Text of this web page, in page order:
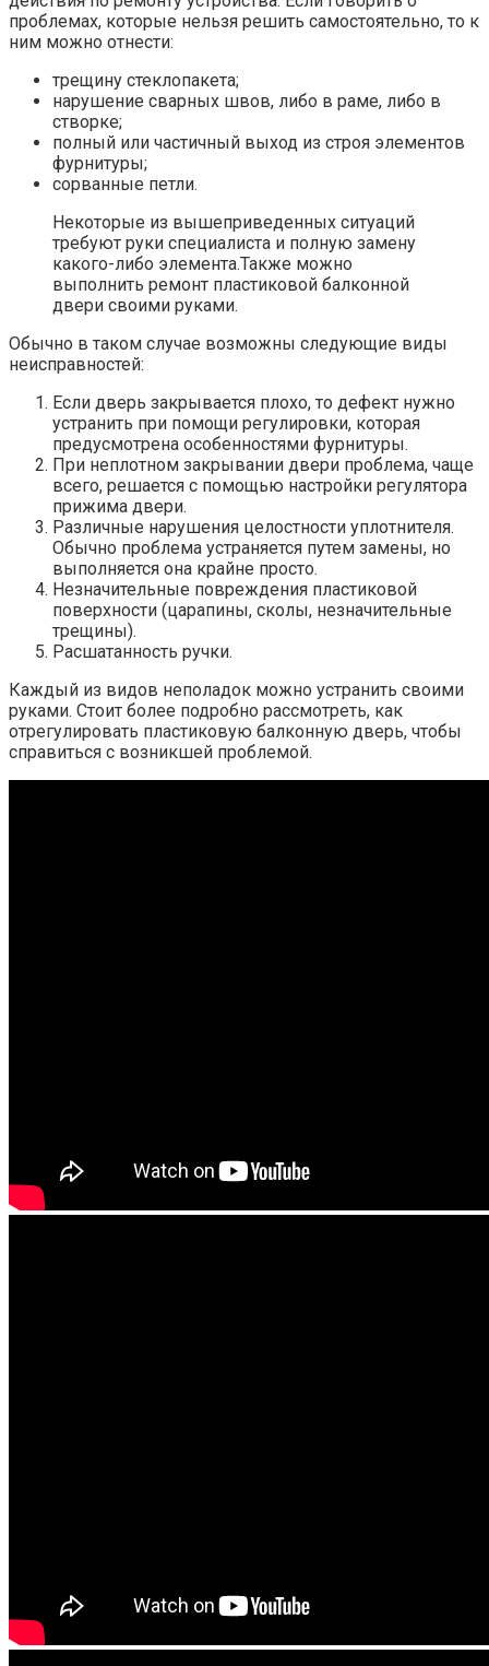
проблемах, которые нельзя решить самостоятельно, то к
ним можно отнести:
трещину стеклопакета;
нарушение сварных швов, либо в раме, либо в
створке;
полный или частичный выход из строя элементов
фурнитуры;
сорванные петли.
Некоторые из вышеприведенных ситуаций
требуют руки специалиста и полную замену
какого-либо элемента.Также можно
выполнить ремонт пластиковой балконной
двери своими руками.
Обычно в таком случае возможны следующие виды
неисправностей:
Если дверь закрывается плохо, то дефект нужно
устранить при помощи регулировки, которая
предусмотрена особенностями фурнитуры.
При неплотном закрывании двери проблема, чаще
всего, решается с помощью настройки регулятора
прижима двери.
Различные нарушения целостности уплотнителя.
Обычно проблема устраняется путем замены, но
выполняется она крайне просто.
Незначительные повреждения пластиковой
поверхности (царапины, сколы, незначительные
трещины).
Расшатанность ручки.
Каждый из видов неполадок можно устранить своими
руками. Стоит более подробно рассмотреть, как
отрегулировать пластиковую балконную дверь, чтобы
справиться с возникшей проблемой.